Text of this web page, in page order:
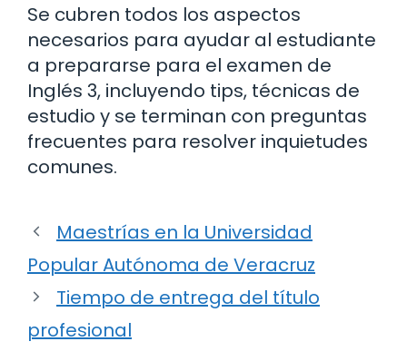
Se cubren todos los aspectos
necesarios para ayudar al estudiante
a prepararse para el examen de
Inglés 3, incluyendo tips, técnicas de
estudio y se terminan con preguntas
frecuentes para resolver inquietudes
comunes.
Maestrías en la Universidad
Popular Autónoma de Veracruz
Tiempo de entrega del título
profesional